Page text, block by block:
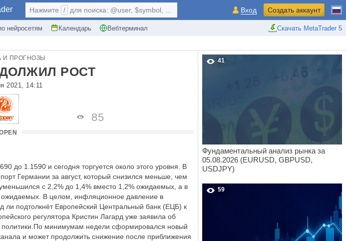
нейросетям Календарь Вебтерминал Скачать MetaTrader 5
Нажмите / для поиска: @user, $symbol, ... Вход Создать аккаунт
И ПРОГНОЗЫ
РОСТ
2021, 14:11
85
до 1.1590 и сегодня торгуется около этого уровня. В
Германии за август, который снизился меньше, чем
с 2,2% до 1,4% вместо 1,2% ожидаемых, а в
В целом, инфляционное давление в
ли подтолкнёт Европейский Центральный банк (ЕЦБ) к
регулятора Кристин Лагард уже заявила об
политики.По минимумам недели сформировался новый
и может продолжить снижение после приближения
41
Фундаментальный анализ рынка за
05.08.2026 (EURUSD, GBPUSD,
USDJPY)
59